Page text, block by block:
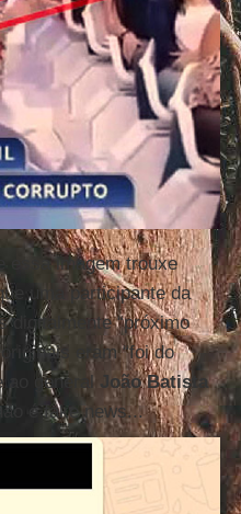
essa imagem trouxe
uma participante da
digitalmente “próximo
eram “foi do
ao general João Batista
é fake news...